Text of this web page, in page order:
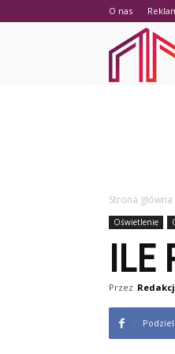
O nas
Strona główna
Oświetlenie
ILE
Przez